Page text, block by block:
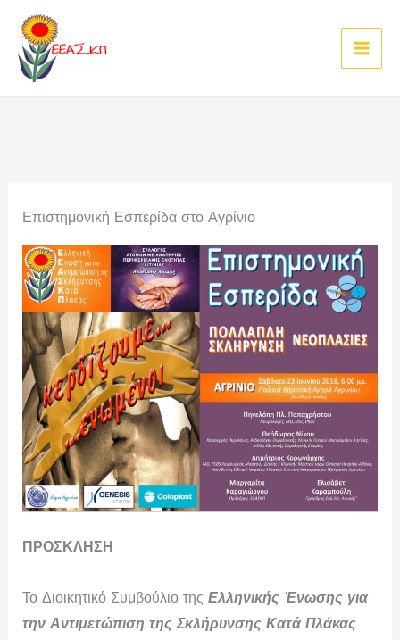
Μετάβαση
περιεχόμενο
Επιστημονική Εσπερίδα στο Αγρίνιο
ΠΡΟΣΚΛΗΣΗ
Το Διοικητικό Συμβούλιο της Ελληνικής Ένωσης για
την Αντιμετώπιση της Σκλήρυνσης Κατά Πλάκας